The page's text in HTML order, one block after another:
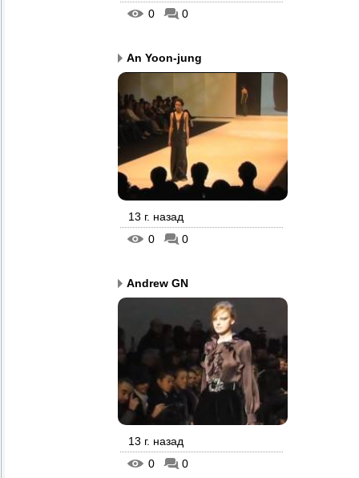
0
0
An Yoon-jung
13 г. назад
0
0
Andrew GN
13 г. назад
0
0